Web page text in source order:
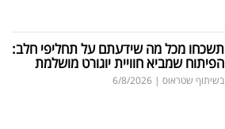
תשכחו מכל מה שידעתם על תחליפי חלב:
הפיתוח שמביא חוויית יוגורט מושלמת
בשיתוף שטראוס |
6/8/2026